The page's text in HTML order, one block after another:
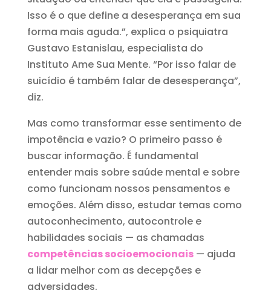
Isso é o que define a desesperança em sua
forma mais aguda.”, explica o psiquiatra
Gustavo Estanislau, especialista do
Instituto Ame Sua Mente. “Por isso falar de
suicídio é também falar de desesperança”,
diz.
Mas como transformar esse sentimento de
impotência e vazio? O primeiro passo é
buscar informação. É fundamental
entender mais sobre saúde mental e sobre
como funcionam nossos pensamentos e
emoções. Além disso, estudar temas como
autoconhecimento, autocontrole e
habilidades sociais — as chamadas
competências socioemocionais— ajuda
a lidar melhor com as decepções e
adversidades.